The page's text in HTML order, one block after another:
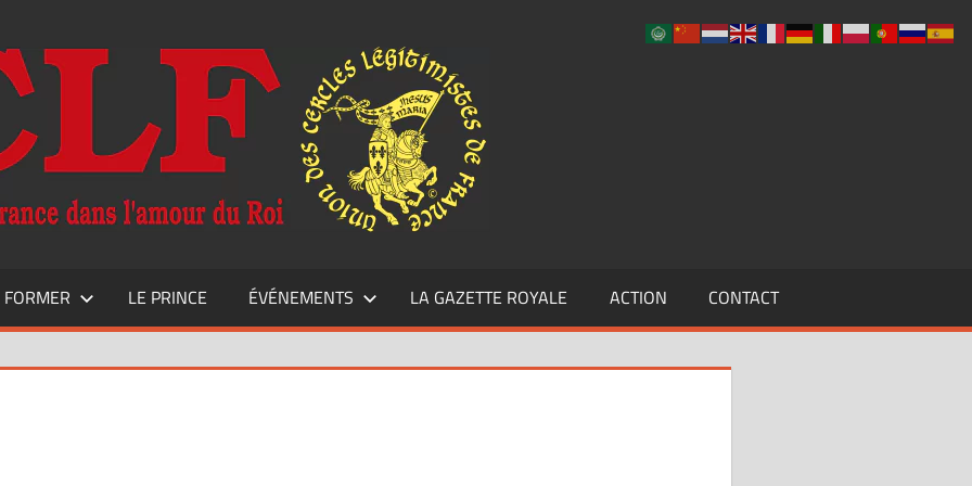
FORMER LE PRINCE ÉVÉNEMENTS LA GAZETTE ROYALE ACTION CONTACT